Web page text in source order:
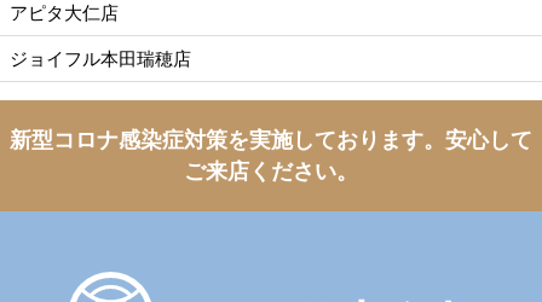
アピタ大仁店
ジョイフル本田瑞穂店
新型コロナ感染症対策を実施しております。 安心して
ご来店ください。